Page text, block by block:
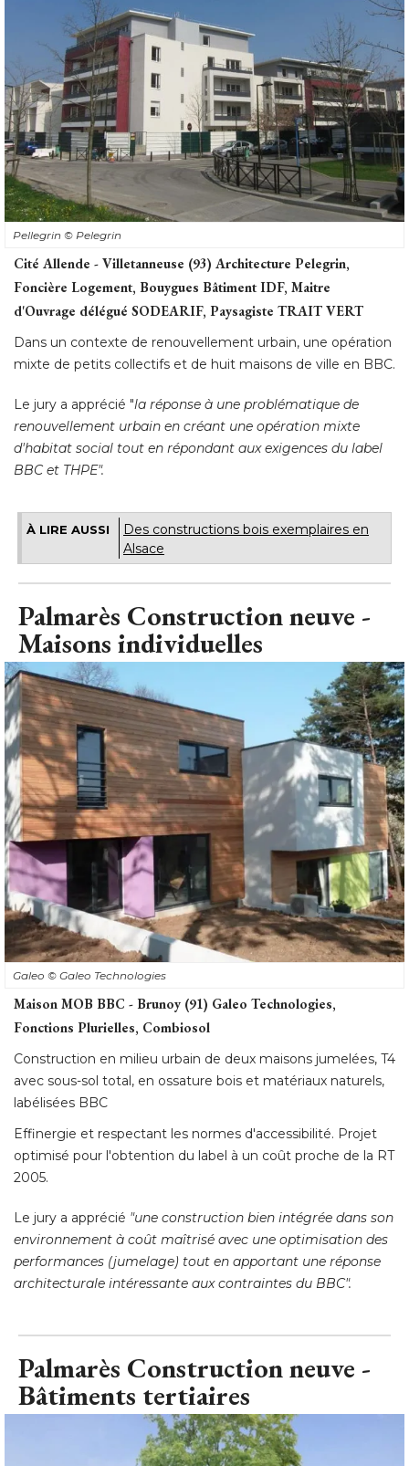
Pellegrin © Pelegrin
Cité Allende - Villetanneuse (93) Architecture Pelegrin,
Foncière Logement, Bouygues Bâtiment IDF, Maitre
d'Ouvrage délégué SODEARIF, Paysagiste TRAIT VERT
mixte de petits collectifs et de huit maisons de ville en BBC.
Le jury a apprécié "la réponse à une problématique de
renouvellement urbain en créant une opération mixte
d'habitat social tout en répondant aux exigences du label
À LIRE AUSSI
Des constructions bois exemplaires en
Palmarès Construction neuve -
Maisons individuelles
Galeo© Galeo Technologies
Maison MOB BBC - Brunoy (91) Galeo Technologies,
Fonctions Plurielles, Combiosol
Construction en milieu urbain de deux maisons jumelées, T4
labélisées BBC
optimisé pour l'obtention du label à un coût proche de la RT
2005.
Le jury a apprécié "une construction bien intégrée dans son
environnement à coût maîtrisé avec une optimisation des
performances (jumelage) tout en apportant une réponse
Palmarès Construction neuve -